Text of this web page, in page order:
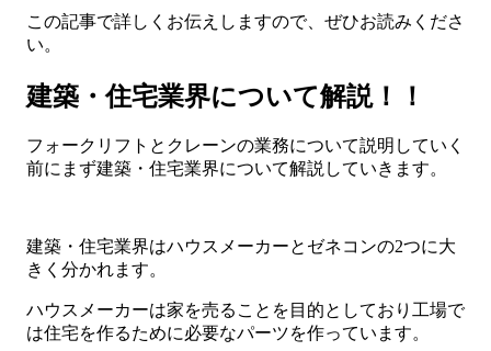
この記事で詳しくお伝えしますので、ぜひお読みくださ
い。
建築・住宅業界について解説！！
フォークリフトとクレーンの業務について説明していく
前にまず建築・住宅業界について解説していきます。
建築・住宅業界はハウスメーカーとゼネコンの2つに大
きく分かれます。
ハウスメーカーは家を売ることを目的としており工場で
は住宅を作るために必要なパーツを作っています。